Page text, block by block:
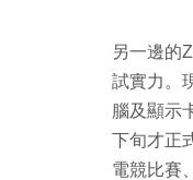
另一邊的
試實力。
腦及顯示
下旬才正
電競比賽